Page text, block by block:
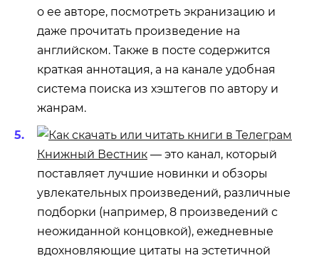
о ее авторе, посмотреть экранизацию и
даже прочитать произведение на
английском. Также в посте содержится
краткая аннотация, а на канале удобная
система поиска из хэштегов по автору и
жанрам.
Книжный Вестник — это канал, который
поставляет лучшие новинки и обзоры
увлекательных произведений, различные
подборки (например, 8 произведений с
неожиданной концовкой), ежедневные
вдохновляющие цитаты на эстетичной